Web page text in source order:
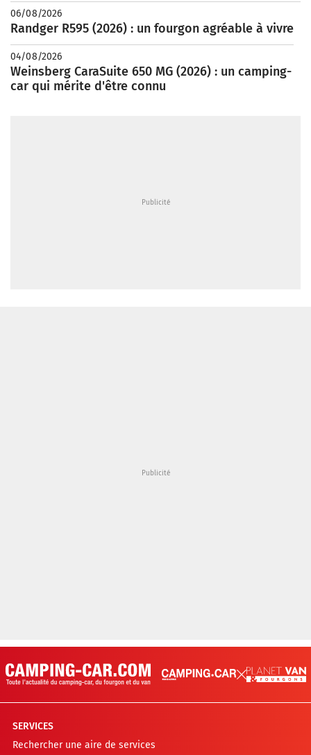
06/08/2026
Randger R595 (2026) : un fourgon agréable à vivre
04/08/2026
Weinsberg CaraSuite 650 MG (2026) : un camping-
car qui mérite d'être connu
SERVICES
Rechercher une aire de services